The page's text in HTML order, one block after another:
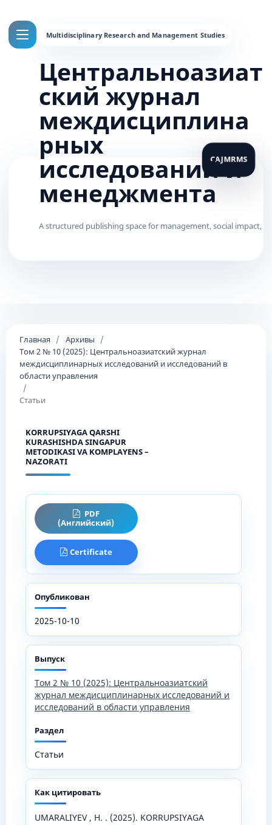
Центральноазиат
ский журнал
междисциплина
рных
исследований и
менеджмента
Главная / Архивы
/
Том 2 № 10 (2025): Центральноазиатский журнал
междисциплинарных исследований и исследований в
области управления
/
Статьи
KORRUPSIYAGA QARSHI
KURASHISHDA SINGAPUR
METODIKASI VA KOMPLAYENS –
NAZORATI
PDF
(Английский)
Certificate
Опубликован
2025-10-10
Выпуск
Том 2 № 10 (2025): Центральноазиатский
журнал междисциплинарных исследований и
исследований в области управления
Раздел
Статьи
Как цитировать
UMARALIYEV , H. . (2025). KORRUPSIYAGA